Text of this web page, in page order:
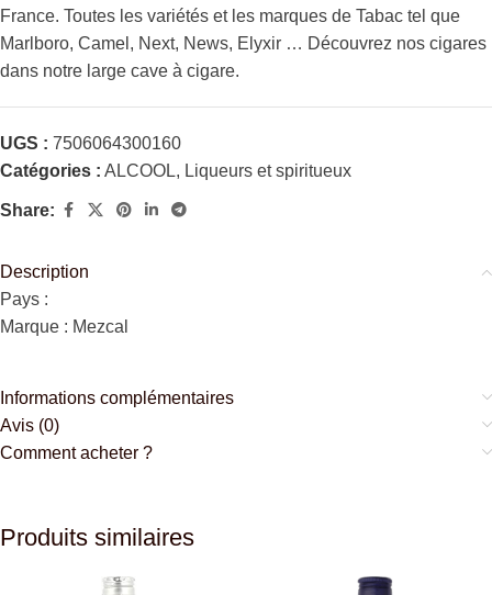
France. Toutes les variétés et les marques de Tabac tel que
Marlboro, Camel, Next, News, Elyxir … Découvrez nos cigares
dans notre large cave à cigare.
UGS : 7506064300160
Catégories : ALCOOL, Liqueurs et spiritueux
Share:
Description
Pays :
Marque : Mezcal
Informations complémentaires
Avis (0)
Comment acheter ?
Produits similaires